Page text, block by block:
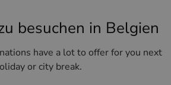
besuchen in Belgien
have a lot to offer for you next
or city break.